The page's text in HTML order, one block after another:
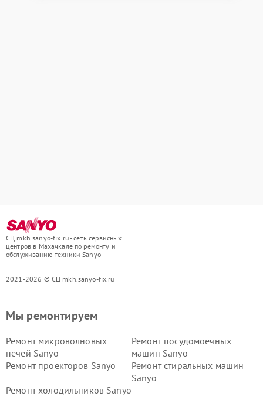
СЦ mkh.sanyo-fix.ru - сеть сервисных
центров в Махачкале по ремонту и
обслуживанию техники Sanyo
2021-2026 © СЦ mkh.sanyo-fix.ru
Мы ремонтируем
Ремонт микроволновых
печей Sanyo
Ремонт посудомоечных
машин Sanyo
Ремонт проекторов Sanyo
Ремонт стиральных машин
Sanyo
Ремонт холодильников Sanyo